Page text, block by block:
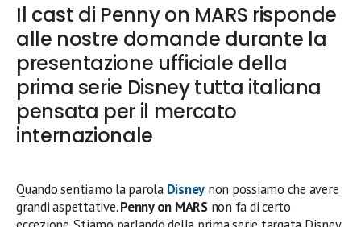
Il cast di Penny on MARS risponde
alle nostre domande durante la
presentazione ufficiale della
prima serie Disney tutta italiana
pensata per il mercato
internazionale
Quando sentiamo la parola Disney non possiamo che avere
grandi aspettative.Penny on MARSnon fa di certo